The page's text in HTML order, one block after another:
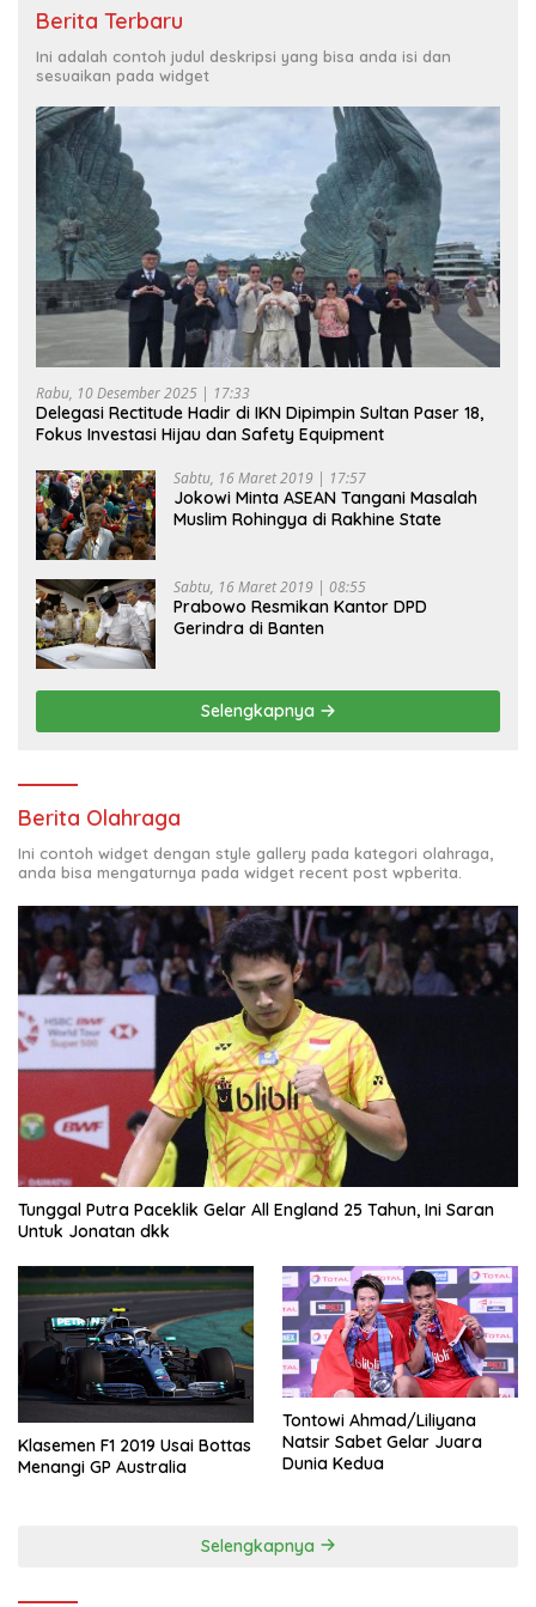
Berita Terbaru
Ini adalah contoh judul deskripsi yang bisa anda isi dan
sesuaikan pada widget
Rabu, 10 Desember 2025 | 17:33
Delegasi Rectitude Hadir di IKN Dipimpin Sultan Paser 18,
Fokus Investasi Hijau dan Safety Equipment
Sabtu, 16 Maret 2019 | 17:57
Jokowi Minta ASEAN Tangani Masalah
Muslim Rohingya di Rakhine State
Sabtu, 16 Maret 2019 | 08:55
Prabowo Resmikan Kantor DPD
Gerindra di Banten
Selengkapnya
Berita Olahraga
Ini contoh widget dengan style gallery pada kategori olahraga,
anda bisa mengaturnya pada widget recent post wpberita.
Tunggal Putra Paceklik Gelar All England 25 Tahun, Ini Saran
Untuk Jonatan dkk
Klasemen F1 2019 Usai Bottas
Menangi GP Australia
Tontowi Ahmad/Liliyana
Natsir Sabet Gelar Juara
Dunia Kedua
Selengkapnya